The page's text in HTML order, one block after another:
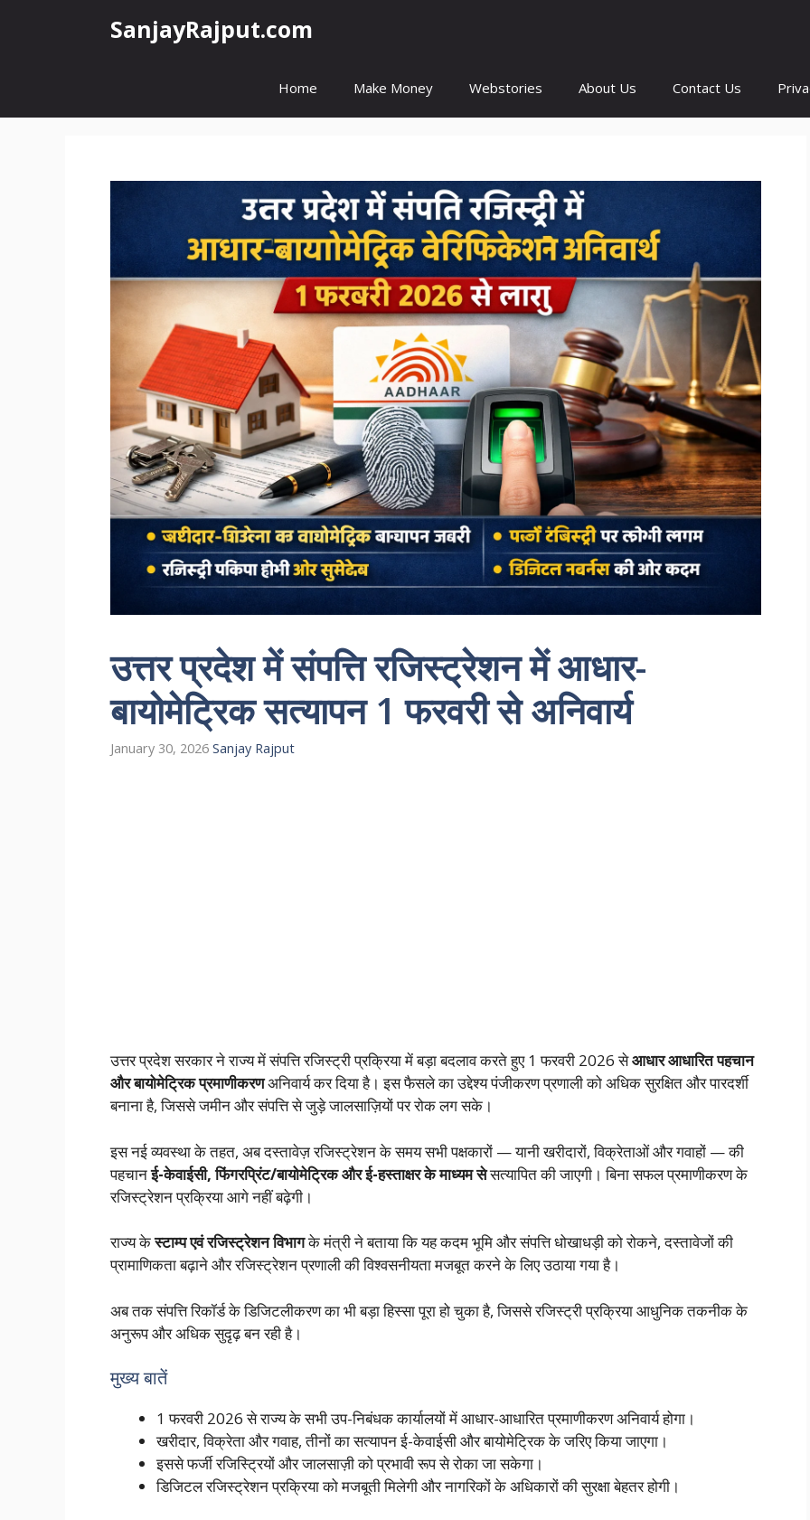
SanjayRajput.com
Home Make Money Webstories About Us Contact Us
उत्तर प्रदेश में संपत्ति रजिस्ट्रेशन में आधार-
बायोमेट्रिक सत्यापन 1 फरवरी से अनिवार्य
January 30, 2026 Sanjay Rajput
उत्तर प्रदेश सरकार ने राज्य में संपत्ति रजिस्ट्री प्रक्रिया में बड़ा बदलाव करते हुए 1 फरवरी 2026 सेआधार आधारित पहचान
और बायोमेट्रिक प्रमाणीकरणअनिवार्य कर दिया है। इस फैसले का उद्देश्य पंजीकरण प्रणाली को अधिक सुरक्षित और पारदर्शी
बनाना है, जिससे जमीन और संपत्ति से जुड़े जालसाज़ियों पर रोक लग सके।
इस नई व्यवस्था के तहत, अब दस्तावेज़ रजिस्ट्रेशन के समय सभी पक्षकारों — यानी खरीदारों, विक्रेताओं और गवाहों — की
पहचानई-केवाईसी, फिंगरप्रिंट/बायोमेट्रिक और ई-हस्ताक्षर के माध्यम सेसत्यापित की जाएगी। बिना सफल प्रमाणीकरण के
रजिस्ट्रेशन प्रक्रिया आगे नहीं बढ़ेगी।
राज्य केस्टाम्प एवं रजिस्ट्रेशन विभागके मंत्री ने बताया कि यह कदम भूमि और संपत्ति धोखाधड़ी को रोकने, दस्तावेजों की
प्रामाणिकता बढ़ाने और रजिस्ट्रेशन प्रणाली की विश्वसनीयता मजबूत करने के लिए उठाया गया है।
अब तक संपत्ति रिकॉर्ड के डिजिटलीकरण का भी बड़ा हिस्सा पूरा हो चुका है, जिससे रजिस्ट्री प्रक्रिया आधुनिक तकनीक के
अनुरूप और अधिक सुदृढ़ बन रही है।
मुख्य बातें
1 फरवरी 2026 से राज्य के सभी उप-निबंधक कार्यालयों में आधार-आधारित प्रमाणीकरण अनिवार्य होगा।
खरीदार, विक्रेता और गवाह, तीनों का सत्यापन ई-केवाईसी और बायोमेट्रिक के जरिए किया जाएगा।
इससे फर्जी रजिस्ट्रियों और जालसाज़ी को प्रभावी रूप से रोका जा सकेगा।
डिजिटल रजिस्ट्रेशन प्रक्रिया को मजबूती मिलेगी और नागरिकों के अधिकारों की सुरक्षा बेहतर होगी।